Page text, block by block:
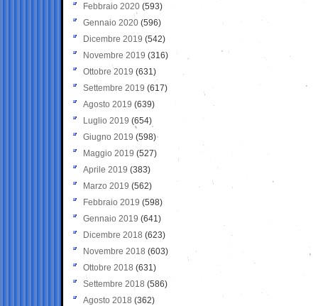
Febbraio 2020 (593)
Gennaio 2020 (596)
Dicembre 2019 (542)
Novembre 2019 (316)
Ottobre 2019 (631)
Settembre 2019 (617)
Agosto 2019 (639)
Luglio 2019 (654)
Giugno 2019 (598)
Maggio 2019 (527)
Aprile 2019 (383)
Marzo 2019 (562)
Febbraio 2019 (598)
Gennaio 2019 (641)
Dicembre 2018 (623)
Novembre 2018 (603)
Ottobre 2018 (631)
Settembre 2018 (586)
Agosto 2018 (362)